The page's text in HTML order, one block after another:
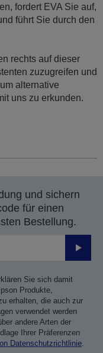
fordert EVA Sie auf,
führt Sie durch den
rechts auf dieser
zuzugreifen und
alternative
uns zu erkunden.
und sichern
für einen
Bestellung.
Sie sich damit
Produkte,
erhalten, die auch zur
verwendet werden
andere Arten der
Ihrer Präferenzen
Datenschutzrichtlinie.